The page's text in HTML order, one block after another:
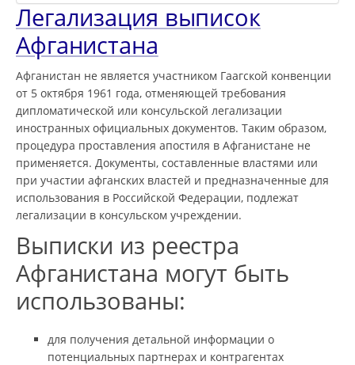
Легализация выписок
Афганистана
Афганистан не является участником Гаагской конвенции
от 5 октября 1961 года, отменяющей требования
дипломатической или консульской легализации
иностранных официальных документов. Таким образом,
процедура проставления апостиля в Афганистане не
применяется. Документы, составленные властями или
при участии афганских властей и предназначенные для
использования в Российской Федерации, подлежат
легализации в консульском учреждении.
Выписки из реестра
Афганистана могут быть
использованы:
для получения детальной информации о
потенциальных партнерах и контрагентах